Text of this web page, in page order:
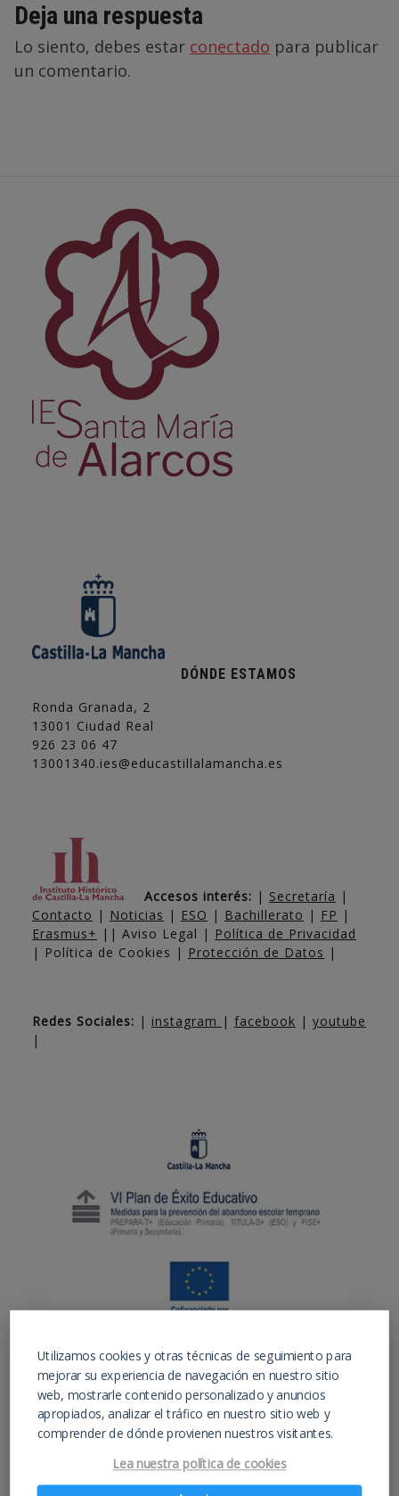
Deja una respuesta
Lo siento, debes estar conectado para publicar
un comentario.
DÓNDE ESTAMOS
Ronda Granada, 2
13001 Ciudad Real
926 23 06 47
13001340.ies@educastillalamancha.es
Accesos interés: | Secretaría |
Contacto | Noticias | ESO | Bachillerato | FP |
Erasmus+ || Aviso Legal | Política de Privacidad
| Política de Cookies | Protección de Datos |
Redes Sociales: | instagram | facebook | youtube
|
Instituto de educación para estudios de ESO,
Bachiller y FP Hostelería y Turismo –
IESAlarcos.com –
Utilizamos cookies y otras técnicas de seguimiento para
mejorar su experiencia de navegación en nuestro sitio
web, mostrarle contenido personalizado y anuncios
apropiados, analizar el tráfico en nuestro sitio web y
comprender de dónde provienen nuestros visitantes.
Lea nuestra política de cookies